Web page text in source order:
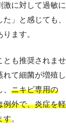
に対して過敏に
」と感じても、
ます。
とも推奨されませ
れて細菌が増殖し
ニキビ専用の
例外で、炎症を軽
す。